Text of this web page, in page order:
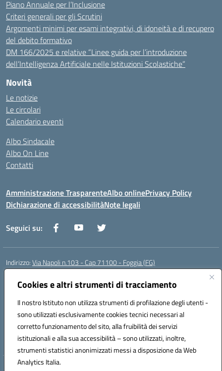
Cookies e altri strumenti di tracciamento
Il nostro Istituto non utilizza strumenti di profilazione degli utenti -
sono utilizzati esclusivamente cookies tecnici necessari al
corretto funzionamento del sito, alla fruibilità dei servizi
istituzionali e alla sua accessibilità – sono utilizzati, inoltre,
strumenti statistici anonimizzati messi a disposizione da Web
Analytics Italia.
Piano Annuale per l’Inclusione
Criteri generali per gli Scrutini
Argomenti minimi per esami integrativi, di idoneità e di recupero
del debito formativo
DM 166/2025 e relative “Linee guida per l’introduzione
dell’Intelligenza Artificiale nelle Istituzioni Scolastiche”
Novità
Le notizie
Le circolari
Calendario eventi
Albo Sindacale
Albo On Line
Contatti
Amministrazione TrasparenteAlbo onlinePrivacy Policy
Dichiarazione di accessibilitàNote legali
Seguici su:
Indirizzo:Via Napoli n.103 - Cap 71100 - Foggia (FG)
Centralino:
Posta elettronica certificata (PEC):fgis00800v@pec.istruzione.it
Codice fiscale: 80003280718
Codice meccanografico:FGIS00800V
Codice Indice delle Pubbliche Amministrazioni (IPA): istsc_fgis00800v
Codice unico di fatturazione (CUF): SOLVP8